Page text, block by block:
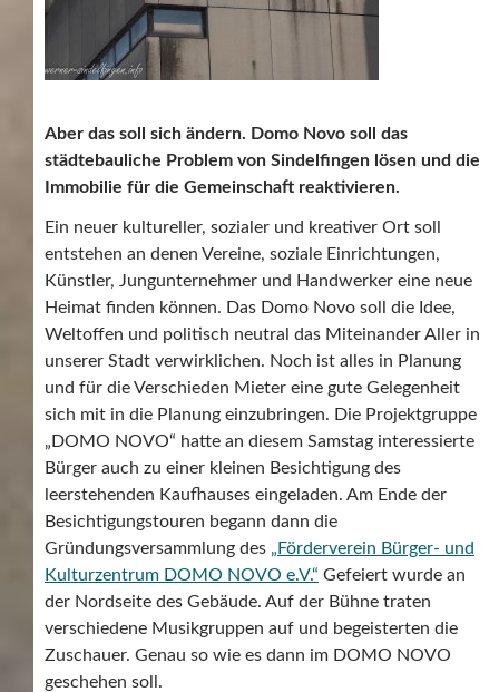
Aber das soll sich ändern. Domo Novo soll das
städtebauliche Problem von Sindelfingen lösen und die
Immobilie für die Gemeinschaft reaktivieren.
Ein neuer kultureller, sozialer und kreativer Ort soll
entstehen an denen Vereine, soziale Einrichtungen,
Künstler, Jungunternehmer und Handwerker eine neue
Heimat finden können. Das Domo Novo soll die Idee,
Weltoffen und politisch neutral das Miteinander Aller in
unserer Stadt verwirklichen. Noch ist alles in Planung
und für die Verschieden Mieter eine gute Gelegenheit
sich mit in die Planung einzubringen. Die Projektgruppe
„DOMO NOVO“ hatte an diesem Samstag interessierte
Bürger auch zu einer kleinen Besichtigung des
leerstehenden Kaufhauses eingeladen. Am Ende der
Besichtigungstouren begann dann die
Gründungsversammlung des „Förderverein Bürger- und
Kulturzentrum DOMO NOVO e.V.“ Gefeiert wurde an
der Nordseite des Gebäude. Auf der Bühne traten
verschiedene Musikgruppen auf und begeisterten die
Zuschauer. Genau so wie es dann im DOMO NOVO
geschehen soll.